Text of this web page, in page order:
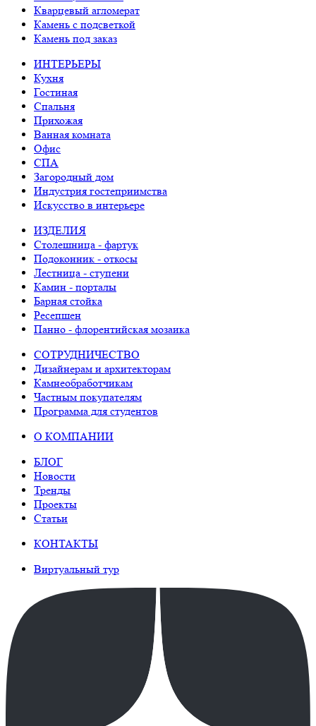
Кварцевый агломерат
Камень с подсветкой
Камень под заказ
ИНТЕРЬЕРЫ
Кухня
Гостиная
Спальня
Прихожая
Ванная комната
Офис
СПА
Загородный дом
Индустрия гостеприимства
Искусство в интерьере
ИЗДЕЛИЯ
Столешница - фартук
Подоконник - откосы
Лестница - ступени
Камин - порталы
Барная стойка
Ресепшен
Панно - флорентийская мозаика
СОТРУДНИЧЕСТВО
Дизайнерам и архитекторам
Камнеобработчикам
Частным покупателям
Программа для студентов
О КОМПАНИИ
БЛОГ
Новости
Тренды
Проекты
Статьи
КОНТАКТЫ
Виртуальный тур